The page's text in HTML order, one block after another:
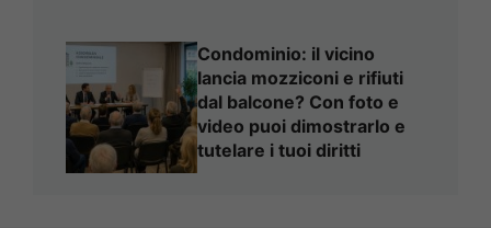
Condominio: il vicino
lancia mozziconi e rifiuti
dal balcone? Con foto e
video puoi dimostrarlo e
tutelare i tuoi diritti